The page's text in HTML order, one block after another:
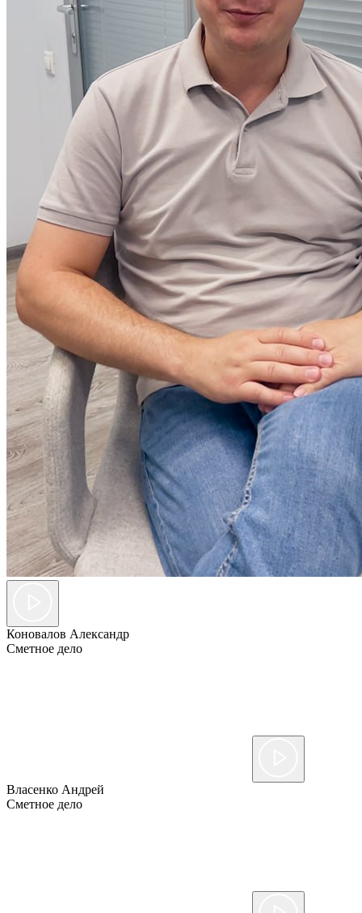
Коновалов Александр
Сметное дело
Власенко Андрей
Сметное дело